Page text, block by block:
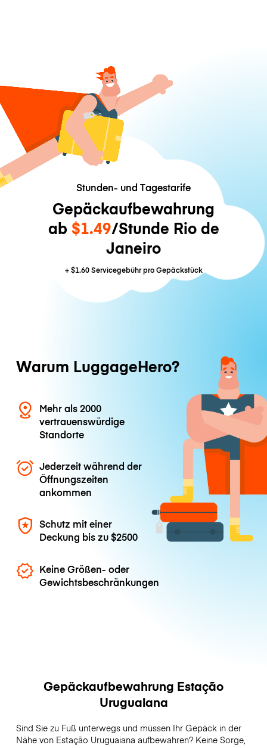
Stunden- und Tagestarife
Gepäckaufbewahrung
ab $1.49/Stunde Rio de
Janeiro
+$1.60Servicegebühr pro Gepäckstück
Warum LuggageHero?
Mehr als 2000
vertrauenswürdige
Standorte
Jederzeit während der
Öffnungszeiten
ankommen
Schutz mit einer
Deckung bis zu$2500
Keine Größen- oder
Gewichtsbeschränkungen
Gepäckaufbewahrung Estação
Uruguaiana
Sind Sie zu Fuß unterwegs und müssen Ihr Gepäck in der
Nähe von Estação Uruguaiana aufbewahren? Keine Sorge,